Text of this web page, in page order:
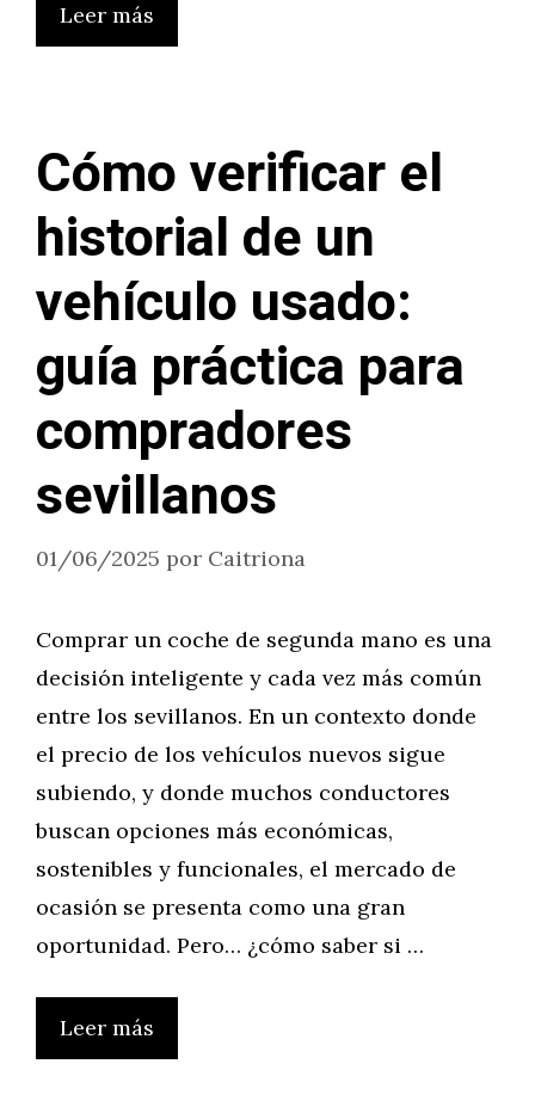
Leer más
Cómo verificar el
historial de un
vehículo usado:
guía práctica para
compradores
sevillanos
01/06/2025 por Caitriona
Comprar un coche de segunda mano es una
decisión inteligente y cada vez más común
entre los sevillanos. En un contexto donde
el precio de los vehículos nuevos sigue
subiendo, y donde muchos conductores
buscan opciones más económicas,
sostenibles y funcionales, el mercado de
ocasión se presenta como una gran
oportunidad. Pero… ¿cómo saber si …
Leer más